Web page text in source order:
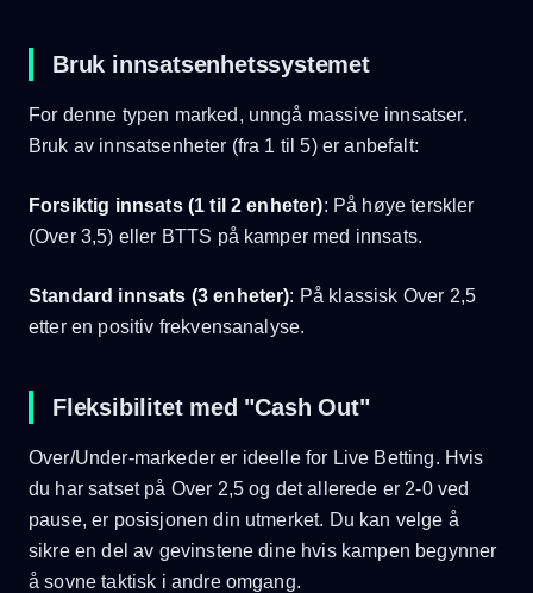
Bruk innsatsenhetssystemet
For denne typen marked, unngå massive innsatser.
Bruk av innsatsenheter (fra 1 til 5) er anbefalt:
Forsiktig innsats (1 til 2 enheter): På høye terskler
(Over 3,5) eller BTTS på kamper med innsats.
Standard innsats (3 enheter): På klassisk Over 2,5
etter en positiv frekvensanalyse.
Fleksibilitet med "Cash Out"
Over/Under-markeder er ideelle for Live Betting. Hvis
du har satset på Over 2,5 og det allerede er 2-0 ved
pause, er posisjonen din utmerket. Du kan velge å
sikre en del av gevinstene dine hvis kampen begynner
å sovne taktisk i andre omgang.